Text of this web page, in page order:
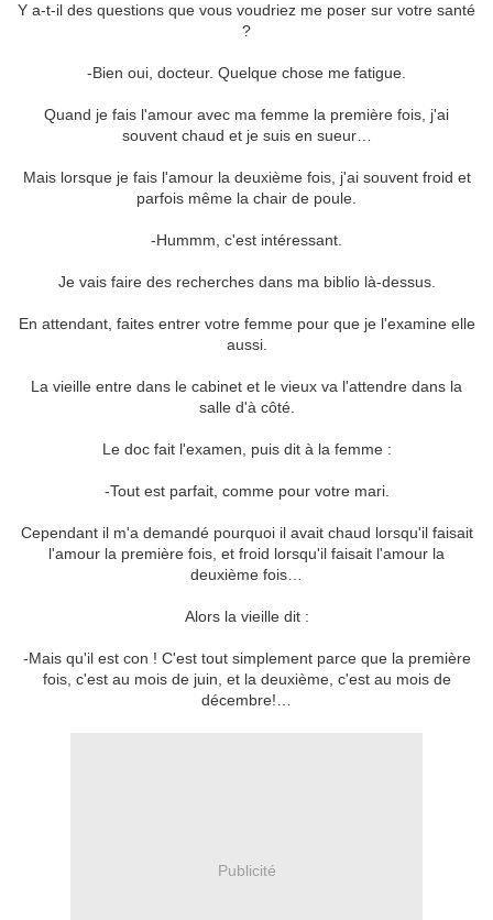
Y a-t-il des questions que vous voudriez me poser sur votre santé
?
-Bien oui, docteur. Quelque chose me fatigue.
Quand je fais l'amour avec ma femme la première fois, j'ai
souvent chaud et je suis en sueur…
Mais lorsque je fais l'amour la deuxième fois, j'ai souvent froid et
parfois même la chair de poule.
-Hummm, c'est intéressant.
Je vais faire des recherches dans ma biblio là-dessus.
En attendant, faites entrer votre femme pour que je l'examine elle
aussi.
La vieille entre dans le cabinet et le vieux va l'attendre dans la
salle d'à côté.
Le doc fait l'examen, puis dit à la femme :
-Tout est parfait, comme pour votre mari.
Cependant il m'a demandé pourquoi il avait chaud lorsqu'il faisait
l'amour la première fois, et froid lorsqu'il faisait l'amour la
deuxième fois…
Alors la vieille dit :
-Mais qu'il est con ! C'est tout simplement parce que la première
fois, c'est au mois de juin, et la deuxième, c'est au mois de
décembre!…
Publicité